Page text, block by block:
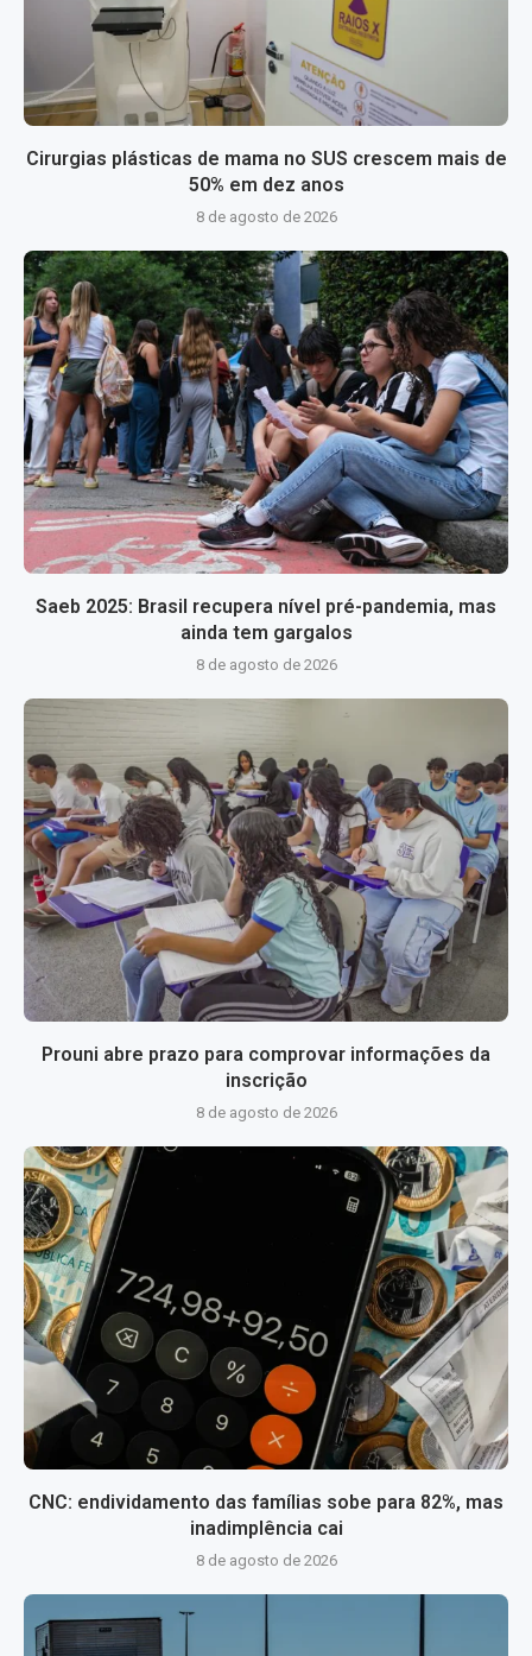
Cirurgias plásticas de mama no SUS crescem mais de
50% em dez anos
8 de agosto de 2026
Saeb 2025: Brasil recupera nível pré-pandemia, mas
ainda tem gargalos
8 de agosto de 2026
Prouni abre prazo para comprovar informações da
inscrição
8 de agosto de 2026
CNC: endividamento das famílias sobe para 82%, mas
inadimplência cai
8 de agosto de 2026